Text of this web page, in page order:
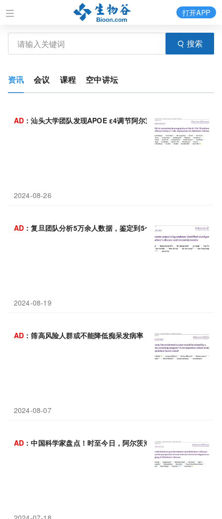
搜索
打开APP
资讯 会议 课程 空中讲坛
AD ：汕头大学团队发现APOE ε4调节阿尔茨海默病神经炎症的潜
2024-08-26
AD ：复旦团队分析5万余人数据，鉴定到5个全新的阿尔茨海默病
2024-08-19
AD ：筛高风险人群或不能降低痴呆发病率！剑桥团队基于3万人
2024-08-07
AD ：中国科学家盘点！时至今日，阿尔茨海默病中肠道微生物地